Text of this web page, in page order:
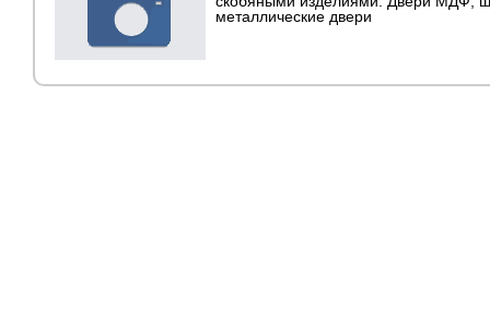
металлические двери